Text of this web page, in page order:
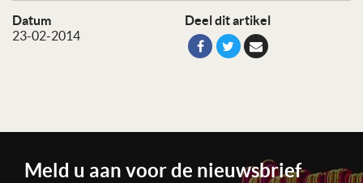
Datum
23-02-2014
Deel dit artikel
Meld u aan voor de nieuwsbrief